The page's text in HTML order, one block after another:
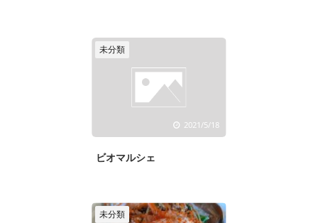
未分類
2021/5/18
ビオマルシェ
未分類